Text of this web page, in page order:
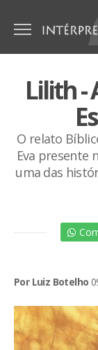
Lilith -
O relato
Eva presente
uma das
Por Luiz Botelho